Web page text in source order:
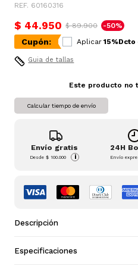
REF. 60160316
$ 44.950 $ 89.900 -50%
Cupón: Aplicar
Guia de tallas
Este producto no
Calcular tiempo de envío
Envío gratis
Desde$ 100.000 i
24H
Envío
Descripción
Especificaciones